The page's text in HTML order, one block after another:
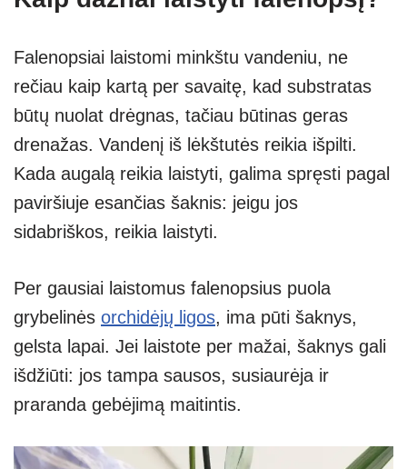
Falenopsiai laistomi minkštu vandeniu, ne
rečiau kaip kartą per savaitę, kad substratas
būtų nuolat drėgnas, tačiau būtinas geras
drenažas. Vandenį iš lėkštutės reikia išpilti.
Kada augalą reikia laistyti, galima spręsti pagal
paviršiuje esančias šaknis: jeigu jos
sidabriškos, reikia laistyti.
Per gausiai laistomus falenopsius puola
grybelinės orchidėjų ligos, ima pūti šaknys,
gelsta lapai. Jei laistote per mažai, šaknys gali
išdžiūti: jos tampa sausos, susiaurėja ir
praranda gebėjimą maitintis.